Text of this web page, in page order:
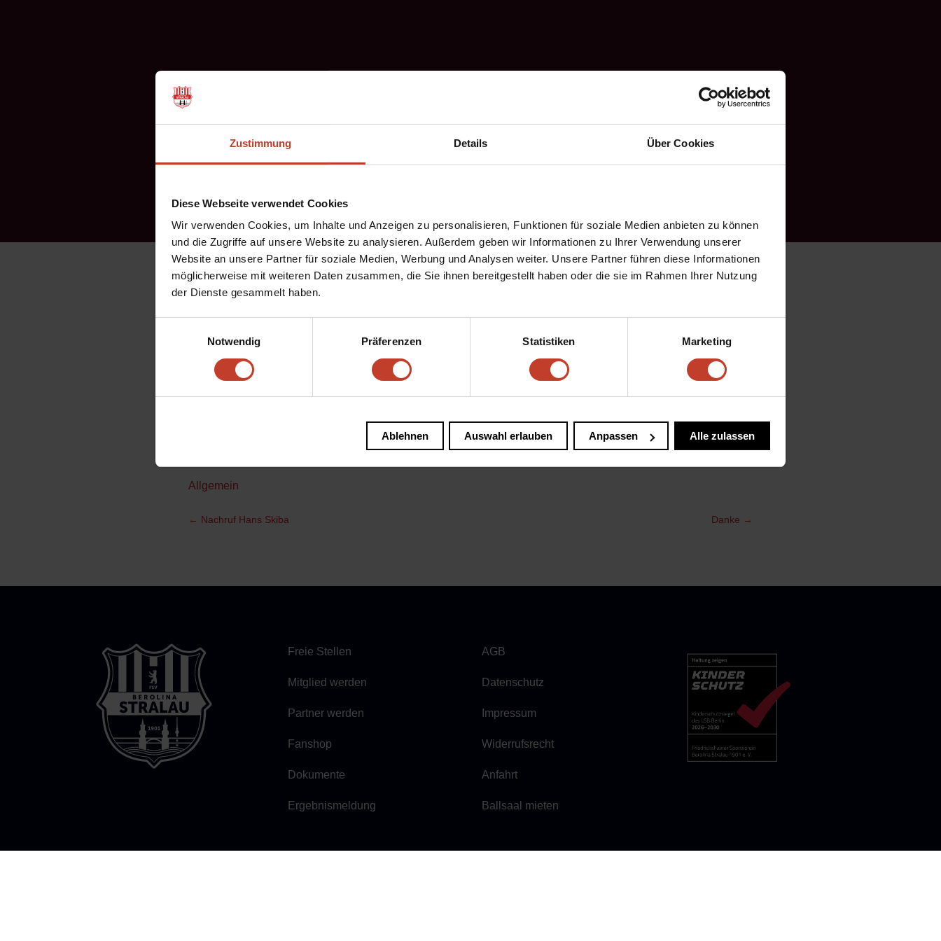
Zustimmung Details Über Cookies
Diese Webseite verwendet Cookies
Wir verwenden Cookies, um Inhalte und Anzeigen zu personalisieren, Funktionen für soziale Medien anbieten zu können
und die Zugriffe auf unsere Website zu analysieren. Außerdem geben wir Informationen zu Ihrer Verwendung unserer
Website an unsere Partner für soziale Medien, Werbung und Analysen weiter. Unsere Partner führen diese Informationen
möglicherweise mit weiteren Daten zusammen, die Sie ihnen bereitgestellt haben oder die sie im Rahmen Ihrer Nutzung
der Dienste gesammelt haben.
Notwendig
Präferenzen Statistiken Marketing
Ablehnen Auswahl erlauben Anpassen Alle zulassen
Einen großen Dank an alle fleißigen Scheinesammler.
„Wir sind Stralau“
Allgemein
← Nachruf Hans Skiba Danke →
Freie Stellen
Mitglied werden
Partner werden
Fanshop
Dokumente
Ergebnismeldung
AGB
Datenschutz
Impressum
Widerrufsrecht
Anfahrt
Ballsaal mieten